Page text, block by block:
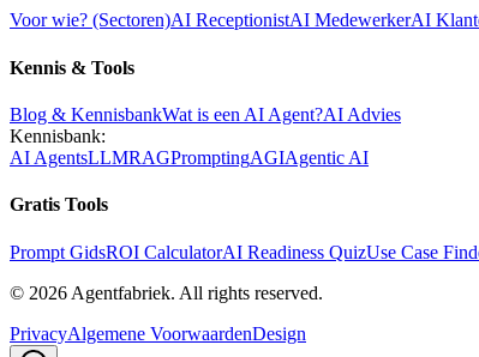
Voor wie? (Sectoren)AI ReceptionistAI MedewerkerAI
Kennis & Tools
Blog & KennisbankWat is een AI Agent?AI Advies
Kennisbank:
AI AgentsLLMRAGPromptingAGIAgentic AI
Gratis Tools
Prompt GidsROI CalculatorAI Readiness QuizUse Case
© 2026 Agentfabriek. All rights reserved.
PrivacyAlgemene VoorwaardenDesign